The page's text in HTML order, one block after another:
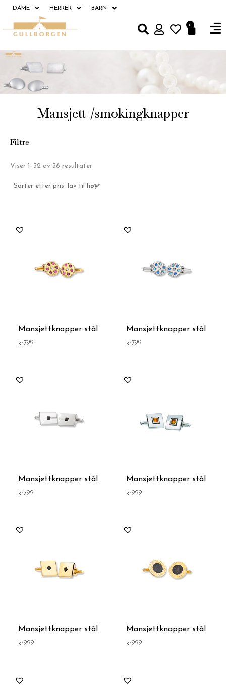
Hopp
innholdet
DAME HERRER BARN
0
Mansjett-/smokingknapper
Filtre
Viser 1–32 av 38 resultaterSortert
Lav
til
Mansjettknapper stål
kr799
Mansjettknapper stål
kr799
Mansjettknapper stål
kr799
Mansjettknapper stål
kr999
Mansjettknapper stål
kr999
Mansjettknapper stål
kr999